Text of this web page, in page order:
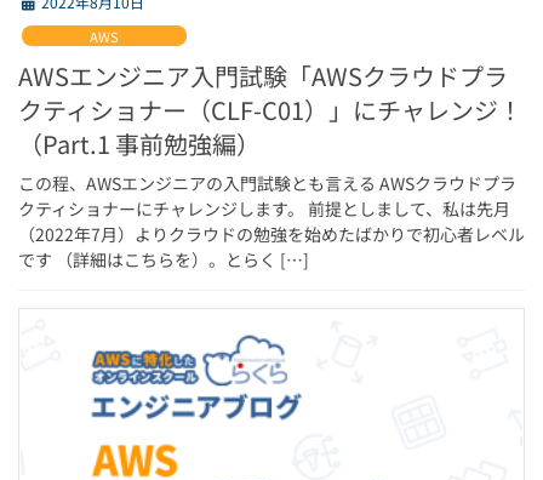
AWS
AWSエンジニア入門試験「AWSクラウドプラ
クティショナー（CLF-C01）」にチャレンジ！
（Part.1 事前勉強編）
この程、AWSエンジニアの入門試験とも言える AWSクラウドプラ
クティショナーにチャレンジします。 前提としまして、私は先月
（2022年7月）よりクラウドの勉強を始めたばかりで初心者レベル
です （詳細はこちらを）。とらく […]